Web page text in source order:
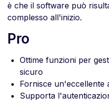
è che il software può
complesso all'inizio.
Pro
Ottime funzioni per
sicuro
Fornisce un'eccellente
Supporta